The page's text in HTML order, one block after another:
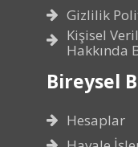
Gizlilik
Kişisel
Hakkında
Bireysel
Hesaplar